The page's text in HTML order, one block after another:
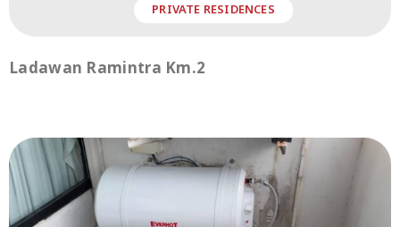
PRIVATE RESIDENCES
Ladawan Ramintra Km.2